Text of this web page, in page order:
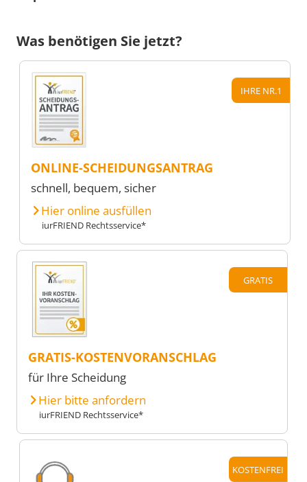
Was benötigen Sie jetzt?
IHRE NR.1
ONLINE-SCHEIDUNGSANTRAG
schnell, bequem, sicher
Hier online ausfüllen
iurFRIEND Rechtsservice*
GRATIS
GRATIS-KOSTENVORANSCHLAG
für Ihre Scheidung
Hier bitte anfordern
iurFRIEND Rechtsservice*
KOSTENFREI